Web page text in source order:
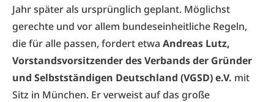
Jahr später als ursprünglich geplant. Möglichst
gerechte und vor allem bundeseinheitliche Regeln,
die für alle passen, fordert etwa Andreas Lutz,
Vorstandsvorsitzender des Verbands der Gründer
und Selbstständigen Deutschland (VGSD) e.V. mit
Sitz in München. Er verweist auf das große